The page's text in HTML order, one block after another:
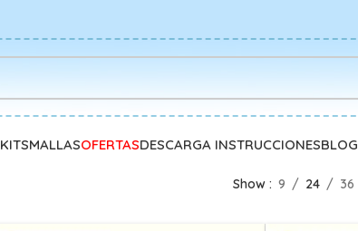
KITSMALLASOFERTASDESCARGA INSTRUCCIONESBLOG
Show 9 24 36